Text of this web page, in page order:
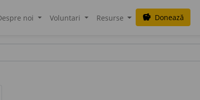
noi Voluntari Resurse savings Donează